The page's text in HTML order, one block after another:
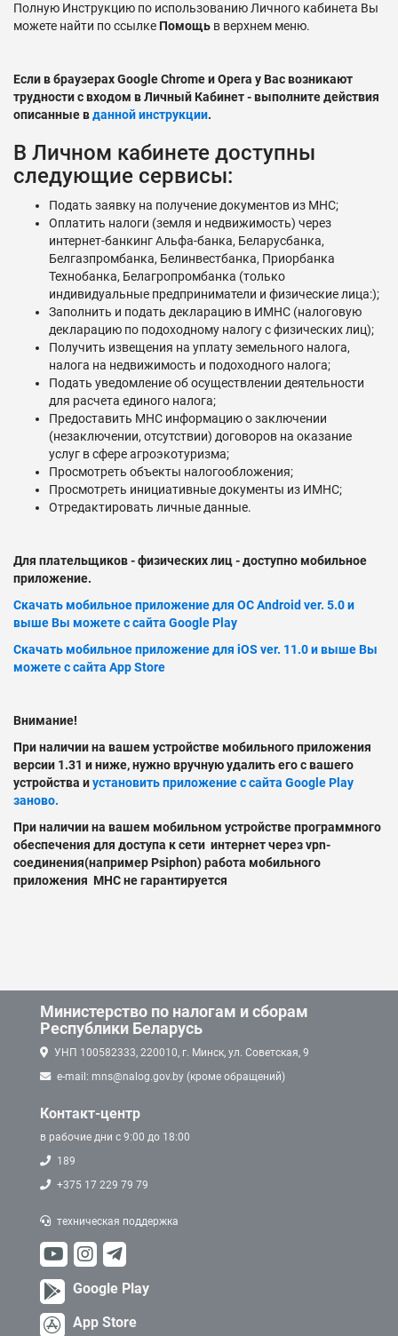
Полную Инструкцию по использованию Личного кабинета Вы
можете найти по ссылке Помощь в верхнем меню.
Если в браузерах Google Chrome и Opera у Вас возникают
трудности с входом в Личный Кабинет - выполните действия
описанные вданной инструкции.
В Личном кабинете доступны
следующие сервисы:
Подать заявку на получение документов из МНС;
Оплатить налоги (земля и недвижимость) через
интернет-банкинг Альфа-банка, Беларусбанка,
Белгазпромбанка, Белинвестбанка, Приорбанка
Технобанка, Белагропромбанка (только
индивидуальные предприниматели и физические лица:);
Заполнить и подать декларацию в ИМНС (налоговую
декларацию по подоходному налогу с физических лиц);
Получить извещения на уплату земельного налога,
налога на недвижимость и подоходного налога;
Подать уведомление об осуществлении деятельности
для расчета единого налога;
Предоставить МНС информацию о заключении
(незаключении, отсутствии) договоров на оказание
услуг в сфере агроэкотуризма;
Просмотреть объекты налогообложения;
Просмотреть инициативные документы из ИМНС;
Отредактировать личные данные.
Для плательщиков - физических лиц - доступно мобильное
приложение.
Скачать мобильное приложение для ОС Android ver. 5.0 и
выше Вы можете с сайта Google Play
Скачать мобильное приложение для iOS ver. 11.0 и выше Вы
можете с сайта App Store
Внимание!
При наличии на вашем устройстве мобильного приложения
версии 1.31 и ниже, нужно вручную удалить его с вашего
устройства иустановить приложение с сайта Google Play
заново.
При наличии на вашем мобильном устройстве программного
обеспечения для доступа к сети интернет через vpn-
соединения(например Psiphon) работа мобильного
приложения МНС не гарантируется
Министерство по налогам и сборам
Республики Беларусь
УНП 100582333, 220010, г. Минск, ул. Советская, 9
e-mail: mns@nalog.gov.by (кроме обращений)
Контакт-центр
в рабочие дни с 9:00 до 18:00
189
+375 17 229 79 79
техническая поддержка
Google Play
App Store